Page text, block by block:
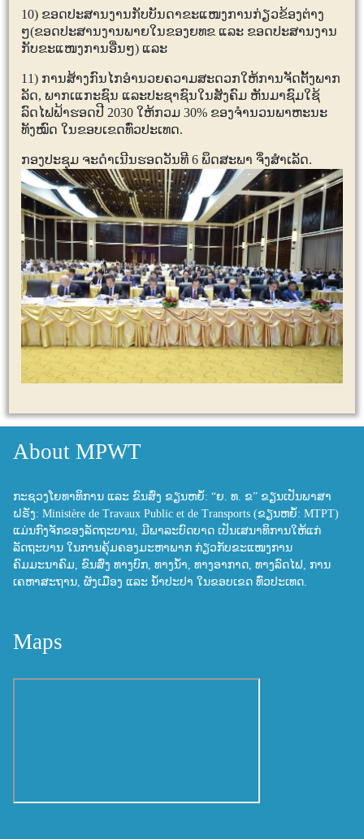
10) ຂອດປະສານງານກັບບັນດາຂະແໜງການກ່ຽວຂ້ອງຕ່າງ
ໆ(ຂອດປະສານງານພາຍໃນຂອງຍທຂ ແລະ ຂອດປະສານງານ
ກັບຂະແໜງການອື່ນໆ) ແລະ
11) ການສ້າງກົນໄກອໍານວຍຄວາມສະດວກໃຫ້ການຈັດຕັ້ງພາກ
ລັດ,ພາກເແກະຊົນ ແລະປະຊາຊົນໃນສັງຄົມ ຫັນມາຊົມໃຊ້
ລົດໄຟຟ້າຮອດປີ 2030 ໃຫ້ກວມ30% ຂອງຈຳນວນພາຫະນະ
ທັງໝົດ ໃນຂອບເຂດທົ່ວປະເທດ.
ກອງປະຊຸມ ຈະດໍາເນີນຮອດວັນທີ6ພຶດສະພາ ຈຶ່ງສໍາເລັດ.
About MPWT
ກະຊວງໂຍທາທິການ ແລະ ຂົນສົ່ງ ຂຽນຫຍໍ້: “ຍ. ທ. ຂ” ຂຽນເປັນພາສາ
ຝຣັ່ງ: Ministère de Travaux Public et de Transports (ຂຽນຫຍໍ້: MTPT)
ແມ່ນກົງຈັກຂອງລັດຖະບານ, ມີພາລະບົດບາດ ເປັນເສນາທິການໃຫ້ແກ່
ລັດຖະບານ ໃນການຄຸ້ມຄອງມະຫາພາກ ກ່ຽວກັບຂະແໜງການ
ຄົມມະນາຄົມ, ຂົນສົ່ງ ທາງບົກ, ທາງນ້ຳ, ທາງອາກາດ, ທາງລົດໄຟ, ການ
ເຄຫາສະຖານ, ຜັງເມືອງ ແລະ ນ້ຳປະປາ ໃນຂອບເຂດ ທົ່ວປະເທດ.
Maps